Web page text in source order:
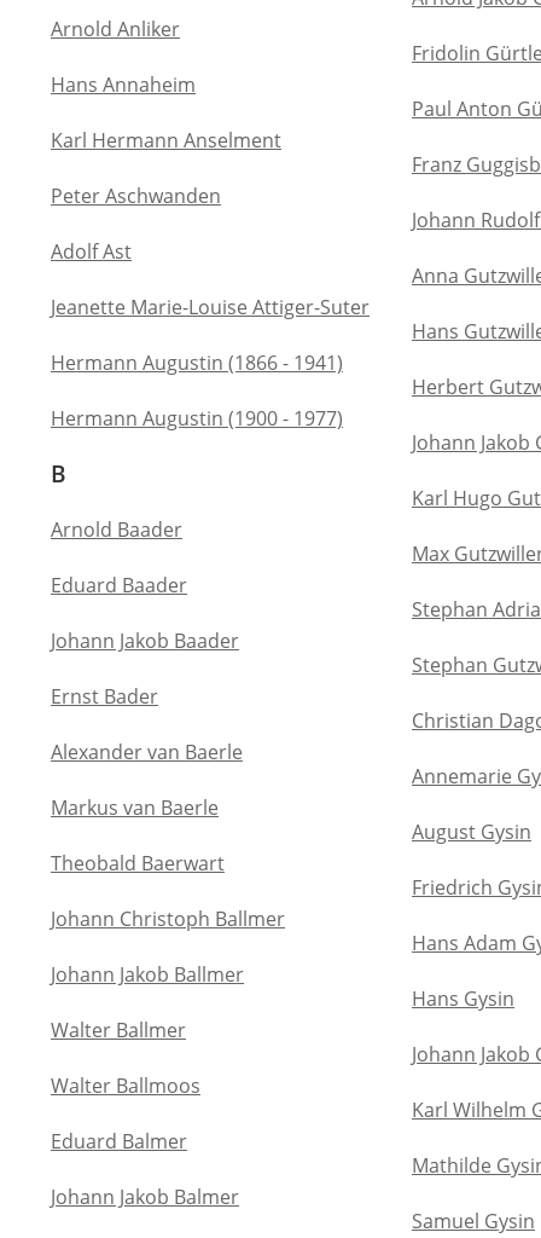
Arnold Anliker
Hans Annaheim
Karl Hermann Anselment
Peter Aschwanden
Adolf Ast
Jeanette Marie-Louise Attiger-Suter
Hermann Augustin (1866 - 1941)
Hermann Augustin (1900 - 1977)
B
Arnold Baader
Eduard Baader
Johann Jakob Baader
Ernst Bader
Alexander van Baerle
Markus van Baerle
Theobald Baerwart
Johann Christoph Ballmer
Johann Jakob Ballmer
Walter Ballmer
Walter Ballmoos
Eduard Balmer
Johann Jakob Balmer
Fridolin
Paul Anton
Franz
Johann
Anna
Hans
Herbert
Johann Jakob
Karl Hugo
Max
Stephan
Stephan
Christian
Annemarie
August Gysin
Friedrich
Hans Adam
Hans Gysin
Johann Jakob
Karl Wilhelm
Mathilde
Samuel Gysin